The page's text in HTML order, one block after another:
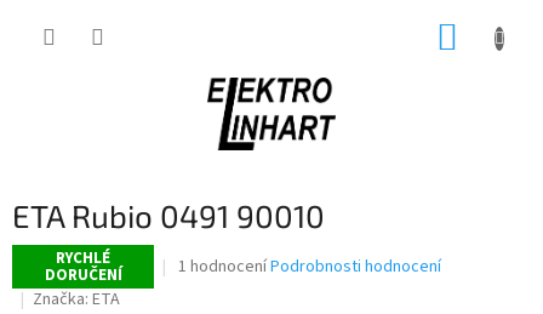
ETA Rubio 0491 90010
RYCHLÉ
DORUČENÍ
Průměrné
1 hodnoceníPodrobnosti hodnocení
Značka: ETA